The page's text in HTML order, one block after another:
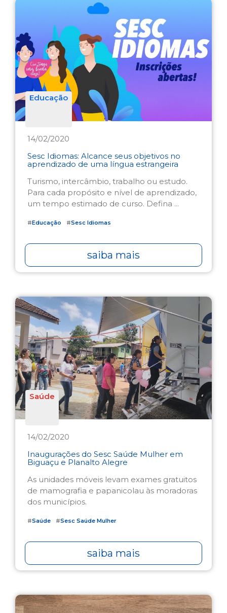
Educação
14/02/2020
Sesc Idiomas: Alcance seus objetivos no
aprendizado de uma língua estrangeira
Turismo, intercâmbio, trabalho ou estudo.
Para cada propósito e nível de aprendizado,
um tempo estimado de curso. Defina ...
#Educação #Sesc Idiomas
saiba mais
Saúde
14/02/2020
Inaugurações do Sesc Saúde Mulher em
Biguaçu e Planalto Alegre
As unidades móveis levam exames gratuitos
de mamografia e papanicolau às moradoras
dos municípios.
#Saúde #Sesc Saúde Mulher
saiba mais